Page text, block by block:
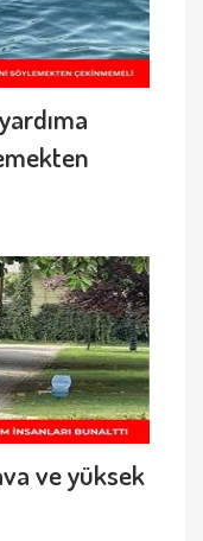
ve yüksek